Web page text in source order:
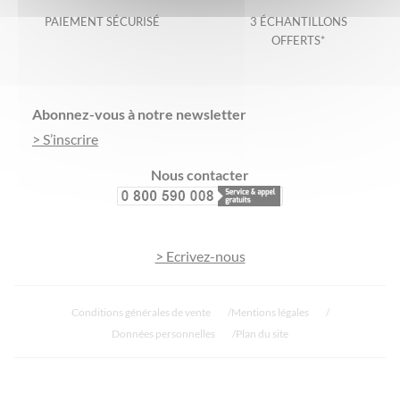
PAIEMENT SÉCURISÉ
3 ÉCHANTILLONS
OFFERTS*
Abonnez-vous à notre newsletter
> S’inscrire
Nous contacter
> Ecrivez-nous
Conditions générales de vente
Mentions légales
Données personnelles
Plan du site